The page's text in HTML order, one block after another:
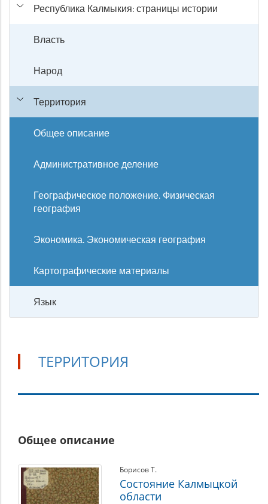
Республика Калмыкия: страницы истории
Власть
Народ
Территория
Общее описание
Административное деление
Географическое положение. Физическая
география
Экономика. Экономическая география
Картографические материалы
Язык
ТЕРРИТОРИЯ
Общее описание
Борисов Т.
Состояние Калмыцкой
области